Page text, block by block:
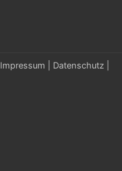
Impressum Datenschutz